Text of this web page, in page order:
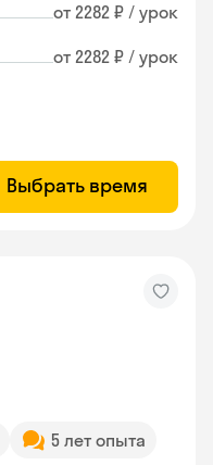
от 2282 ₽ / урок
от 2282 ₽ / урок
Выбрать время
5 лет опыта